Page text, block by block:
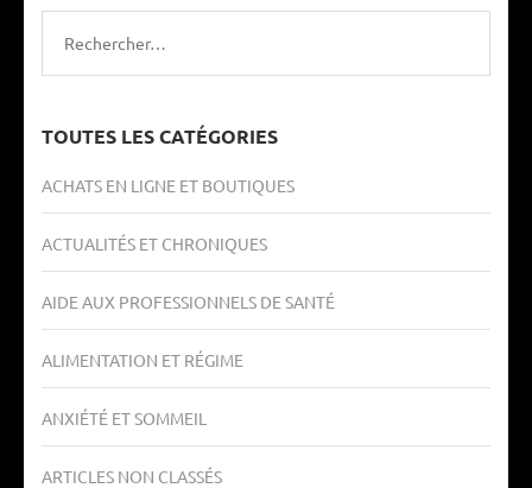
Rechercher :
TOUTES LES CATÉGORIES
ACHATS EN LIGNE ET BOUTIQUES
ACTUALITÉS ET CHRONIQUES
AIDE AUX PROFESSIONNELS DE SANTÉ
ALIMENTATION ET RÉGIME
ANXIÉTÉ ET SOMMEIL
ARTICLES NON CLASSÉS